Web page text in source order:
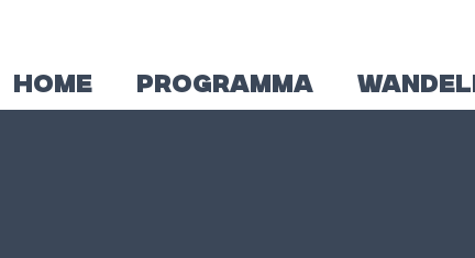
HOME PROGRAMMA